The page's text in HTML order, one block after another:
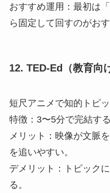
おすすめ運用：最初は
ら固定して回すのがおす
12. TED-Ed（教育向
短尺アニメで知的トピッ
特徴：3〜5分で完結す
メリット：映像が文脈
を追いやすい。
デメリット：トピック
る。